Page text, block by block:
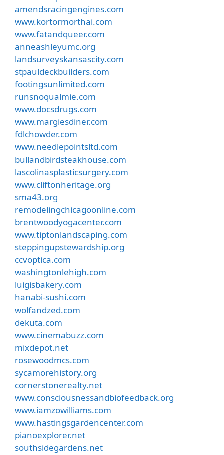
amendsracingengines.com
www.kortormorthai.com
www.fatandqueer.com
anneashleyumc.org
landsurveyskansascity.com
stpauldeckbuilders.com
footingsunlimited.com
runsnoqualmie.com
www.docsdrugs.com
www.margiesdiner.com
fdlchowder.com
www.needlepointsltd.com
bullandbirdsteakhouse.com
lascolinasplasticsurgery.com
www.cliftonheritage.org
sma43.org
remodelingchicagoonline.com
brentwoodyogacenter.com
www.tiptonlandscaping.com
steppingupstewardship.org
ccvoptica.com
washingtonlehigh.com
luigisbakery.com
hanabi-sushi.com
wolfandzed.com
dekuta.com
www.cinemabuzz.com
mixdepot.net
rosewoodmcs.com
sycamorehistory.org
cornerstonerealty.net
www.consciousnessandbiofeedback.org
www.iamzowilliams.com
www.hastingsgardencenter.com
pianoexplorer.net
southsidegardens.net